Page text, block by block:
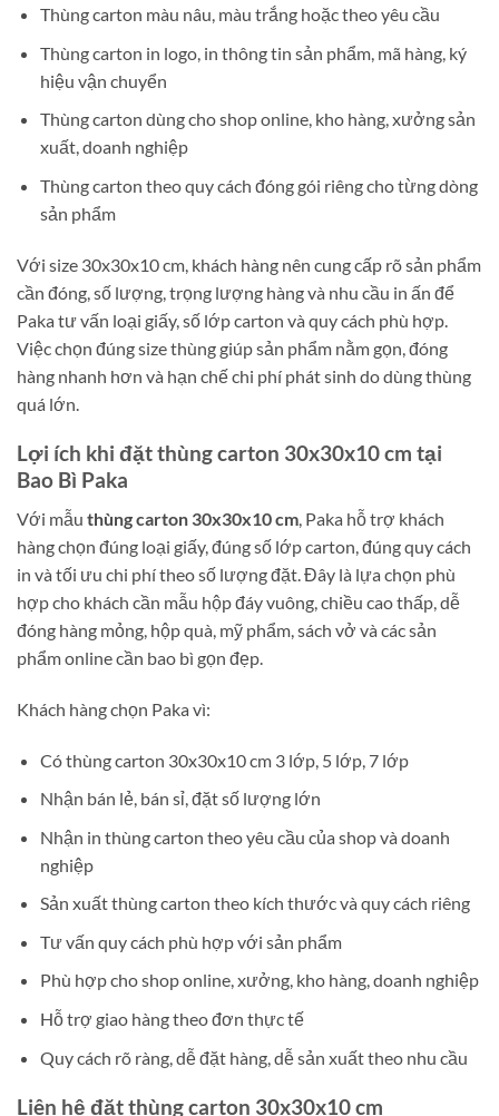
Thùng carton màu nâu, màu trắng hoặc theo yêu cầu
Thùng carton in logo, in thông tin sản phẩm, mã hàng, ký
hiệu vận chuyển
Thùng carton dùng cho shop online, kho hàng, xưởng sản
xuất, doanh nghiệp
Thùng carton theo quy cách đóng gói riêng cho từng dòng
sản phẩm
Với size 30x30x10 cm, khách hàng nên cung cấp rõ sản phẩm
cần đóng, số lượng, trọng lượng hàng và nhu cầu in ấn để
Paka tư vấn loại giấy, số lớp carton và quy cách phù hợp.
Việc chọn đúng size thùng giúp sản phẩm nằm gọn, đóng
hàng nhanh hơn và hạn chế chi phí phát sinh do dùng thùng
quá lớn.
Lợi ích khi đặt thùng carton 30x30x10 cm tại
Bao Bì Paka
Với mẫu thùng carton 30x30x10 cm, Paka hỗ trợ khách
hàng chọn đúng loại giấy, đúng số lớp carton, đúng quy cách
in và tối ưu chi phí theo số lượng đặt. Đây là lựa chọn phù
hợp cho khách cần mẫu hộp đáy vuông, chiều cao thấp, dễ
đóng hàng mỏng, hộp quà, mỹ phẩm, sách vở và các sản
phẩm online cần bao bì gọn đẹp.
Khách hàng chọn Paka vì:
Có thùng carton 30x30x10 cm 3 lớp, 5 lớp, 7 lớp
Nhận bán lẻ, bán sỉ, đặt số lượng lớn
Nhận in thùng carton theo yêu cầu của shop và doanh
nghiệp
Sản xuất thùng carton theo kích thước và quy cách riêng
Tư vấn quy cách phù hợp với sản phẩm
Phù hợp cho shop online, xưởng, kho hàng, doanh nghiệp
Hỗ trợ giao hàng theo đơn thực tế
Quy cách rõ ràng, dễ đặt hàng, dễ sản xuất theo nhu cầu
Liên hệ đặt thùng carton 30x30x10 cm